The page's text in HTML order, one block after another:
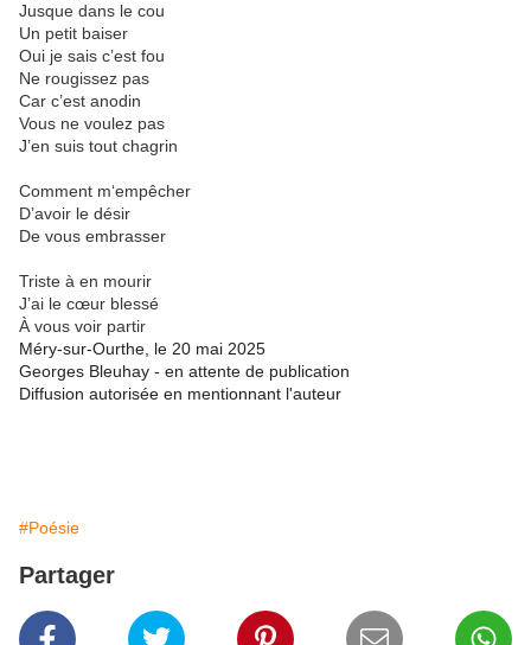
Jusque dans le cou
Un petit baiser
Oui je sais c’est fou
Ne rougissez pas
Car c’est anodin
Vous ne voulez pas
J’en suis tout chagrin
Comment m‘empêcher
D’avoir le désir
De vous embrasser
Triste à en mourir
J’ai le cœur blessé
À vous voir partir
Méry-sur-Ourthe, le 20 mai 2025
Georges Bleuhay - en attente de publication
Diffusion autorisée en mentionnant l'auteur
#Poésie
Partager